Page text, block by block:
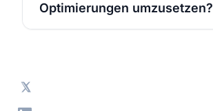
Optimierungen umzusetzen?